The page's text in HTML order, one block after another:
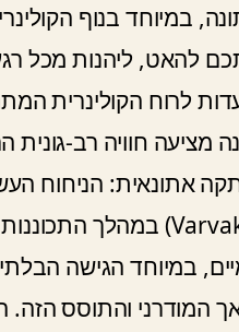
במיוחד בנוף
להאט, ליהנות
לרוח הקולינרית
מציעה חוויה רב-גונית
אתונאית: הניחוח
במיוחד הגישה
אך המודרני והתוסס